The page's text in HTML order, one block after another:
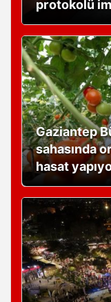
protokolü
Gaziantep
sahasında
hasat